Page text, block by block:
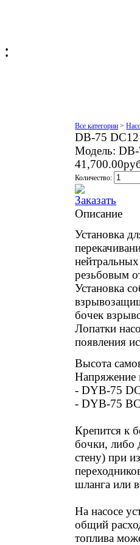
:
Все категории >
DB-75 DC12
Модель:
Количество:
Описание
Установка
резьбовым
Установка
бочек
Лопатки
появления
Высота
Напряжение
- DYB-75
- DYB-75
Крепится к
бочки, либо
стену) при
шланга или
На насосе
общий
топлива